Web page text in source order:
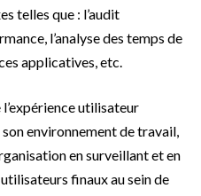
telles que : l’audit
l’analyse des temps de
applicatives, etc.
utilisateur
environnement de travail,
en surveillant et en
finaux au sein de